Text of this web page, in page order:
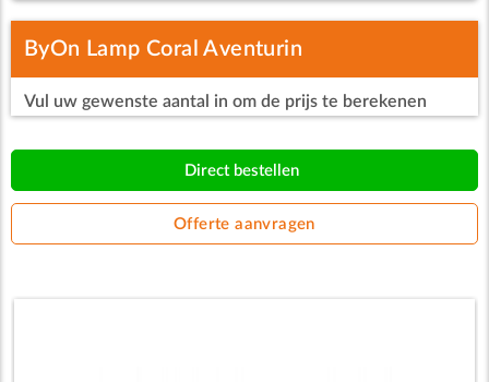
ByOn Lamp Coral Aventurin
Vul uw gewenste aantal in om de prijs te berekenen
Direct bestellen
Offerte aanvragen